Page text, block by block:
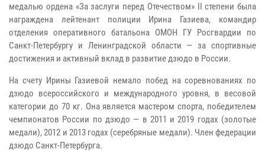
медалью ордена «За заслуги перед Отечеством» II степени была
награждена лейтенант полиции Ирина Газиева, командир
отделения оперативного батальона ОМОН ГУ Росгвардии по
Санкт-Петербургу и Ленинградской области — за спортивные
достижения и активный вклад в развитие дзюдо в России.
На счету Ирины Газиевой немало побед на соревнованиях по
дзюдо всероссийского и международного уровня, в весовой
категории до 70 кг. Она является мастером спорта, победителем
чемпионатов России по дзюдо — в 2011 и 2019 годах (золотые
медали), 2012 и 2013 годах (серебряные медали). Член федерации
дзюдо Санкт-Петербурга.